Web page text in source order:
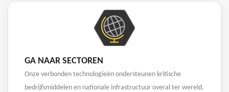
GA NAAR SECTOREN
Onze verbonden technologieën ondersteunen kritische
bedrijfsmiddelen en nationale infrastructuur overal ter wereld.